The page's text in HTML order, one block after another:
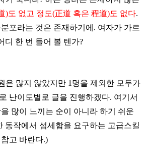
)도 없고 정도(正道 혹은 程道)도 없다.
포라는 것은 존재하기에 . 여자가 가르
디 한 번 들어 볼 텐가?
은 많지 않았지만 1 명을 제외한 모두가
난이도별로 글을 진행하겠다. 여기서
많이 느끼는 순이 아니라 하기
쉬운
동작에서 섬세함을 요구하는 고급스킬
참고 바란다.)